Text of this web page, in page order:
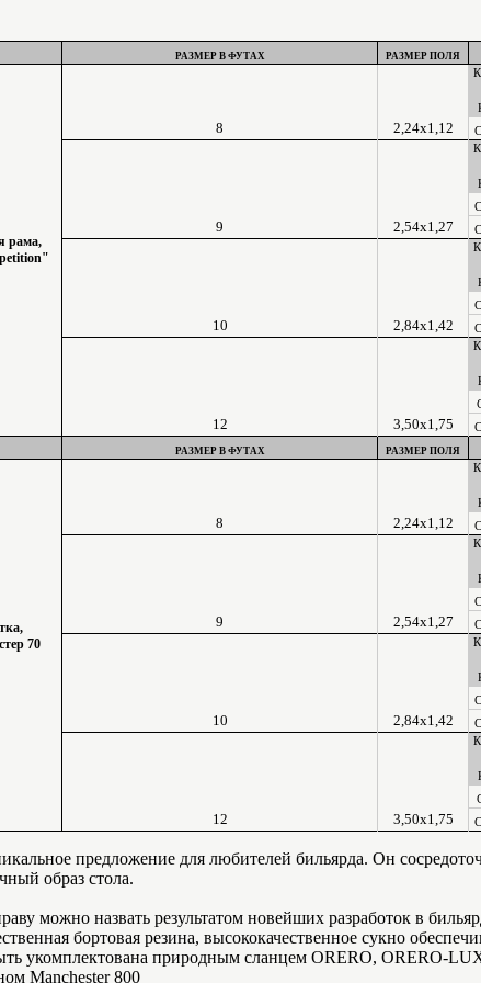
РАЗМЕР В ФУТАХ РАЗМЕР ПОЛЯ
рама,
8 2,24х1,12
9 2,54х1,27
10 2,84х1,42
12 3,50х1,75
РАЗМЕР В ФУТАХ РАЗМЕР ПОЛЯ
70
8 2,24х1,12
9 2,54х1,27
10 2,84х1,42
12 3,50х1,75
предложение для любителей бильярда. Он
образ стола.
можно назвать результатом новейших разработок в
бортовая резина, высококачественное сукно
укомплектована природным сланцем ORERO, ORERO-
Manchester 800